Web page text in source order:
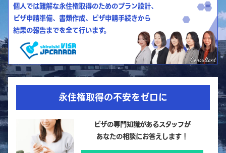
個人では難解な永住権取得のためのプラン設計、
ビザ申請準備、書類作成、ビザ申請手続きから
結果の報告までを全て行います。
永住権取得の不安をゼロに
ビザの専門知識があるスタッフが
あなたの相談にお答えします！